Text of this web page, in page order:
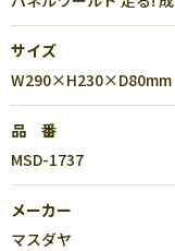
サイズ
W290×H230×D80mm
品 番
MSD-1737
メーカー
マスダヤ